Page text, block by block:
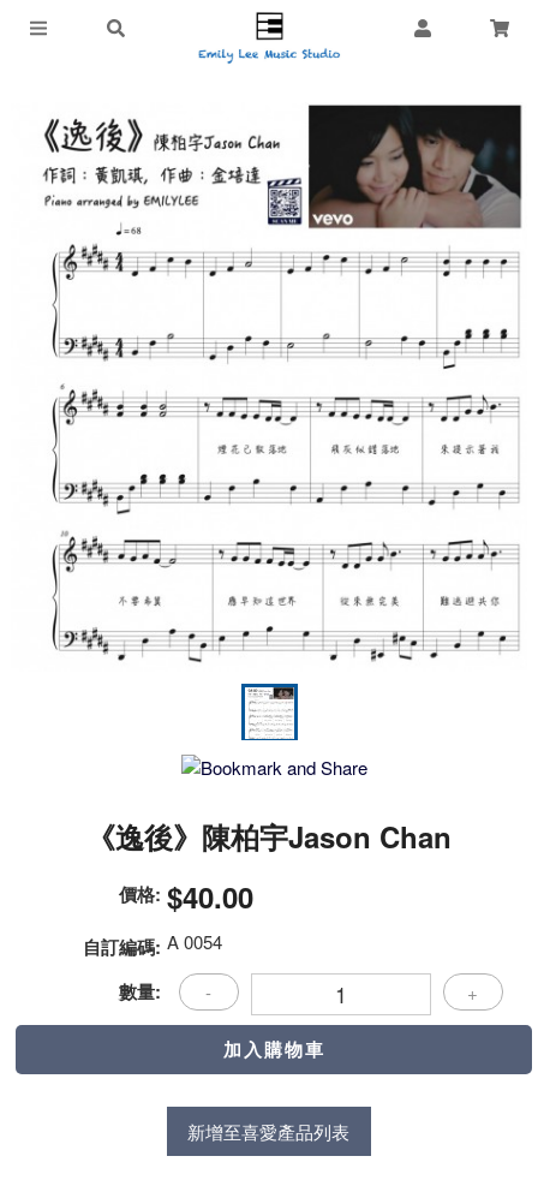
《逸後》陳柏宇Jason Chan
價格: $40.00
自訂編碼: A 0054
數量: - +
新增至喜愛產品列表